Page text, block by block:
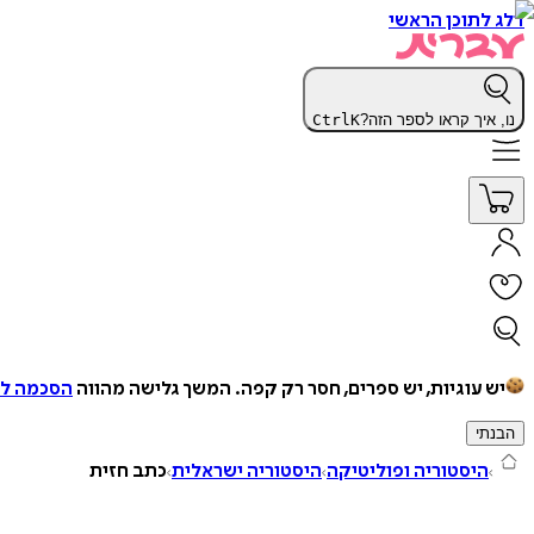
דלג לתוכן הראשי
נו, איך קראו לספר הזה? CtrlK
יש עוגיות, יש ספרים, חסר רק קפה. המשך גלישה מהווה הסכמה
הבנתי
היסטוריה ופוליטיקה היסטוריה ישראלית כתב חזית